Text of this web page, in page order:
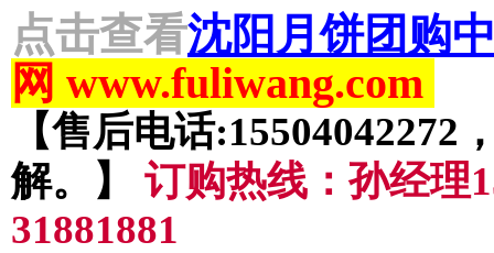
点击查看沈阳月饼团购
网 www.fuliwang.com
【售后电话
解。】
订购热线：孙经理
31881881